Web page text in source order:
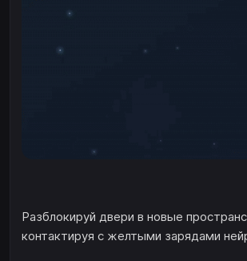
Разблокируй двери в новые
контактируя с желтыми зарядами